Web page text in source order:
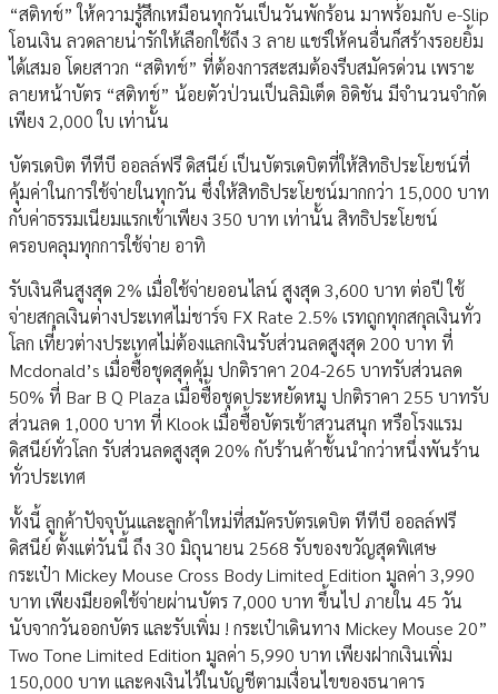
“สติทช์” ให้ความรู้สึกเหมือนทุกวันเป็นวันพักร้อน มาพร้อมกับ e-Slip
โอนเงิน ลวดลายน่ารักให้เลือกใช้ถึง 3 ลาย แชร์ให้คนอื่นก็สร้างรอยยิ้ม
ได้เสมอ โดยสาวก “สติทช์” ที่ต้องการสะสมต้องรีบสมัครด่วน เพราะ
ลายหน้าบัตร “สติทช์” น้อยตัวป่วนเป็นลิมิเต็ด อิดิชัน มีจำนวนจำกัด
เพียง 2,000 ใบ เท่านั้น
บัตรเดบิต ทีทีบี ออลล์ฟรี ดิสนีย์ เป็นบัตรเดบิตที่ให้สิทธิประโยชน์ที่
คุ้มค่าในการใช้จ่ายในทุกวัน ซึ่งให้สิทธิประโยชน์มากกว่า 15,000 บาท
กับค่าธรรมเนียมแรกเข้าเพียง 350 บาท เท่านั้น สิทธิประโยชน์
ครอบคลุมทุกการใช้จ่าย อาทิ
รับเงินคืนสูงสุด 2% เมื่อใช้จ่ายออนไลน์ สูงสุด 3,600 บาท ต่อปี ใช้
จ่ายสกุลเงินต่างประเทศไม่ชาร์จ FX Rate 2.5% เรทถูกทุกสกุลเงินทั่ว
โลก เที่ยวต่างประเทศไม่ต้องแลกเงินรับส่วนลดสูงสุด 200 บาท ที่
Mcdonald’s เมื่อซื้อชุดสุดคุ้ม ปกติราคา 204-265 บาทรับส่วนลด
50% ที่ Bar B Q Plaza เมื่อซื้อชุดประหยัดหมู ปกติราคา 255 บาทรับ
ส่วนลด 1,000 บาท ที่ Klook เมื่อซื้อบัตรเข้าสวนสนุก หรือโรงแรม
ดิสนีย์ทั่วโลก รับส่วนลดสูงสุด 20% กับร้านค้าชั้นนำกว่าหนึ่งพันร้าน
ทั่วประเทศ
ทั้งนี้ ลูกค้าปัจจุบันและลูกค้าใหม่ที่สมัครบัตรเดบิต ทีทีบี ออลล์ฟรี
ดิสนีย์ ตั้งแต่วันนี้ ถึง 30 มิถุนายน 2568 รับของขวัญสุดพิเศษ
กระเป๋า Mickey Mouse Cross Body Limited Edition มูลค่า 3,990
บาท เพียงมียอดใช้จ่ายผ่านบัตร 7,000 บาท ขึ้นไป ภายใน 45 วัน
นับจากวันออกบัตร และรับเพิ่ม ! กระเป๋าเดินทาง Mickey Mouse 20”
Two Tone Limited Edition มูลค่า 5,990 บาท เพียงฝากเงินเพิ่ม
150,000 บาท และคงเงินไว้ในบัญชีตามเงื่อนไขของธนาคาร